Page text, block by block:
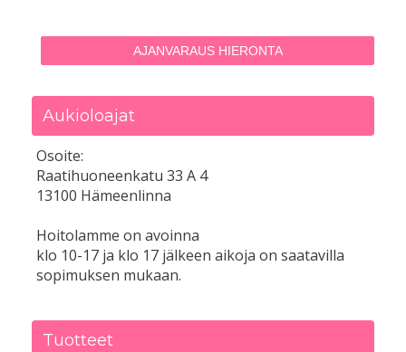
AJANVARAUS HIERONTA
Aukioloajat
Osoite:
Raatihuoneenkatu 33 A 4
13100 Hämeenlinna
Hoitolamme on avoinna
klo 10-17 ja klo 17 jälkeen aikoja on saatavilla
sopimuksen mukaan.
Tuotteet